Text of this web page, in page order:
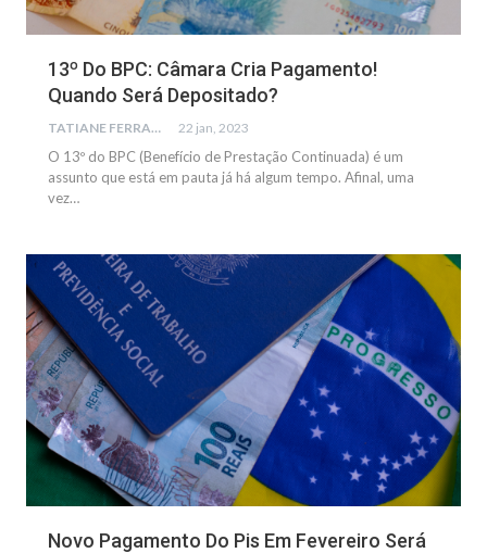
13º Do BPC: Câmara Cria Pagamento!
Quando Será Depositado?
TATIANE FERRARI 22 jan, 2023
O 13º do BPC (Benefício de Prestação Continuada) é um
assunto que está em pauta já há algum tempo. Afinal, uma
vez…
NOTÍCIAS
Novo Pagamento Do Pis Em Fevereiro Será